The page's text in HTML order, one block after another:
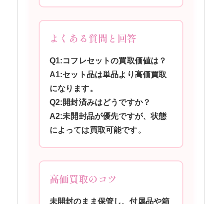
よくある質問と回答
Q1:コフレセットの買取価値は？
A1:セット品は単品より高価買取
になります。
Q2:開封済みはどうですか？
A2:未開封品が優先ですが、状態
によっては買取可能です。
高価買取のコツ
未開封のまま保管し、付属品や箱